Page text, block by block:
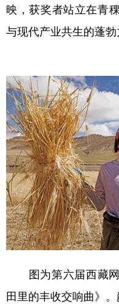
映，获奖者站立在青
与现代产业共生的蓬勃
图为第六届西藏网
田里的丰收交响曲》